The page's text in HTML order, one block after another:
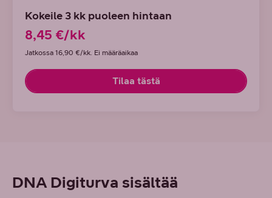
Kokeile 3 kk puoleen hintaan
8,45 €/kk
Jatkossa 16,90 €/kk. Ei määräaikaa
Tilaa tästä
DNA Digiturva sisältää